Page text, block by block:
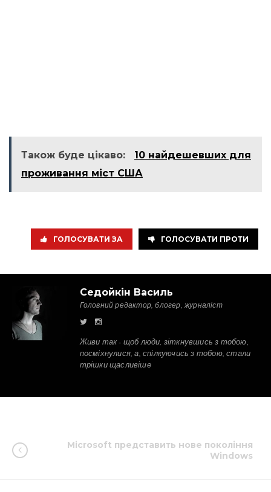
Також буде цікаво:
10 найдешевших для
проживання міст США
ГОЛОСУВАТИ ЗА ГОЛОСУВАТИ ПРОТИ
Седойкін Василь
Головний редактор, блогер, журналіст
Живи так - щоб люди, зіткнувшись з тобою,
посміхнулися, а, спілкуючись з тобою, стали
трішки щасливіше
Microsoft представить нове покоління
Windows